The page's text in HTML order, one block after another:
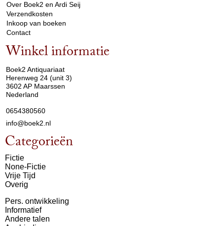
Over Boek2 en Ardi Seij
Verzendkosten
Inkoop van boeken
Contact
Winkel informatie
Boek2 Antiquariaat
Herenweg 24 (unit 3)
3602 AP Maarssen
Nederland
0654380560
info@boek2.nl
Categorieën
Fictie
None-Fictie
Vrije Tijd
Overig
Pers. ontwikkeling
Informatief
Andere talen